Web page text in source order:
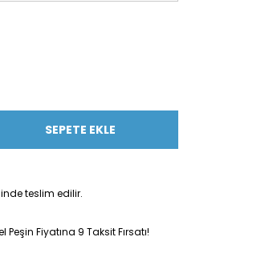
SEPETE EKLE
teslim edilir.
Peşin Fiyatına 9 Taksit Fırsatı!